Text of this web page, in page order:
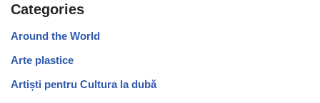
Categories
Around the World
Arte plastice
Artiști pentru Cultura la dubă